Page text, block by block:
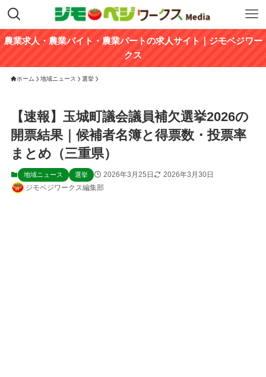
農業求人・農業バイト・農業パートの求人サイト｜ジモベジワー
クス
ホーム 地域ニュース 選挙
【速報】玉城町議会議員補欠選挙2026の
開票結果｜候補者名簿と得票数・投票率
まとめ（三重県）
地域ニュース 選挙 2026年3月25日
2026年3月30日
ジモベジワークス編集部